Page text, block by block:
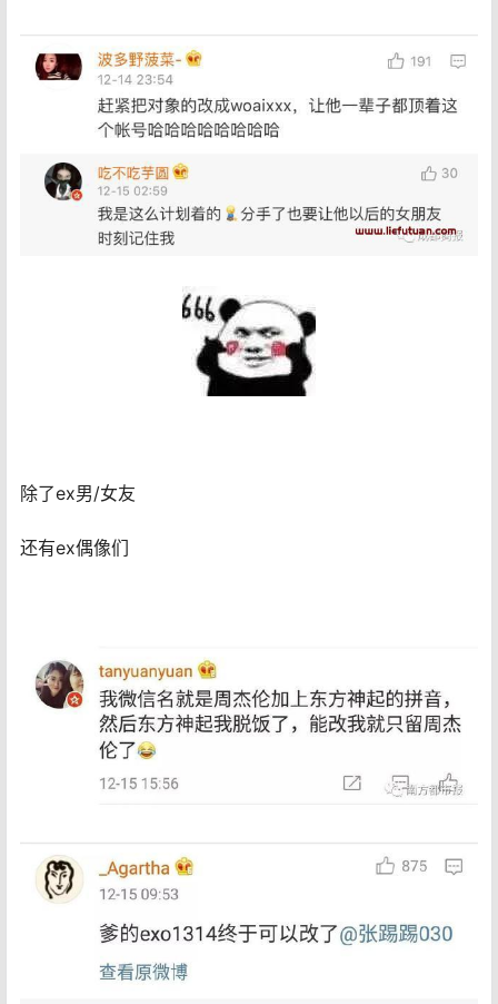
除了ex男/女友
还有ex偶像们